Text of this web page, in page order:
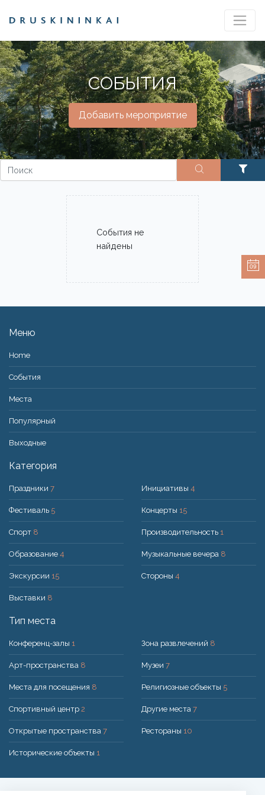
СОБЫТИЯ
Добавить мероприятие
События не
найдены
Меню
Home
События
Места
Популярный
Bыходные
Категория
Праздники 7
Фестиваль 5
Спорт 8
Образование 4
Экскурсии 15
Выставки 8
Инициативы 4
Концерты 15
Производительность 1
Музыкальные вечера 8
Стороны 4
Тип места
Конференц-залы 1
Арт-пространства 8
Места для посещения 8
Спортивный центр 2
Открытые пространства 7
Исторические объекты 1
Зона развлечений 8
Музеи 7
Религиозные объекты 5
Другие места 7
Рестораны 10
09